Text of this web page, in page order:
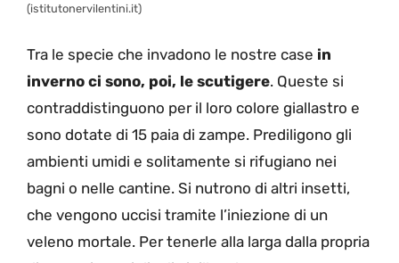
(istitutonervilentini.it)
Tra le specie che invadono le nostre case in
inverno ci sono, poi, le scutigere. Queste si
contraddistinguono per il loro colore giallastro e
sono dotate di 15 paia di zampe. Prediligono gli
ambienti umidi e solitamente si rifugiano nei
bagni o nelle cantine. Si nutrono di altri insetti,
che vengono uccisi tramite l’iniezione di un
veleno mortale. Per tenerle alla larga dalla propria